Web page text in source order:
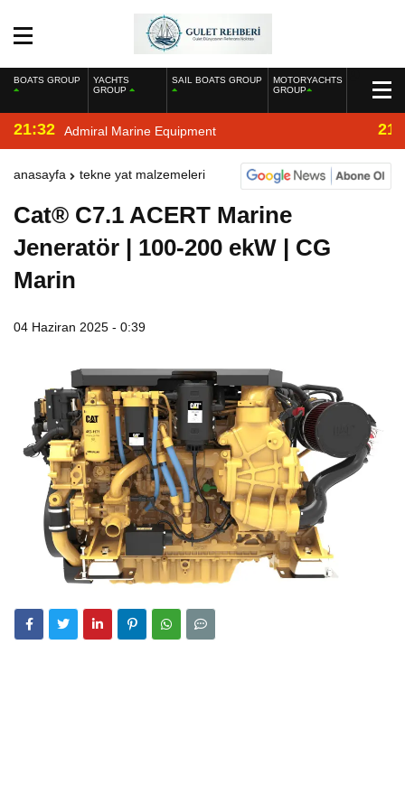
BOATS GROUP
YACHTS
GROUP
SAIL BOATS GROUP
MOTORYACHTS
GROUP
21:32 Admiral Marine Equipment
anasayfa tekne yat malzemeleri
Cat® C7.1 ACERT Marine
Jeneratör | 100-200 ekW | CG
Marin
04 Haziran 2025 - 0:39